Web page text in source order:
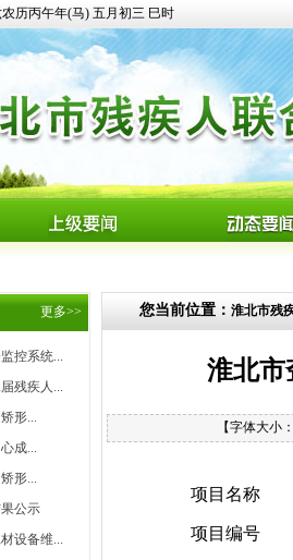
农历丙午年(马) 五月初三 巳时
更多>>
控系统...
残疾人...
形...
成...
形...
公示
设备维...
您当前位置： 淮北市残
淮北市
【字体大小
项目名称
项目编号